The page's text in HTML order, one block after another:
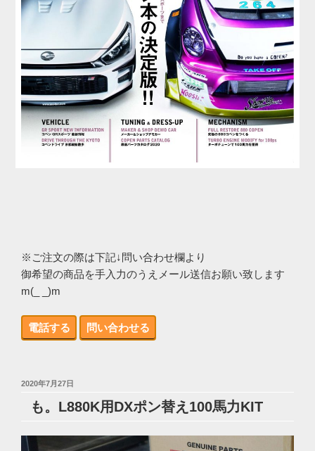
※ご注文の際は下記↓問い合わせ欄より
御希望の商品を手入力のうえメール送信お願い致します
m(_ _)m
電話する 問い合わせる
投
2020年7月27日
も。L880K用DXポン替え100馬力KIT